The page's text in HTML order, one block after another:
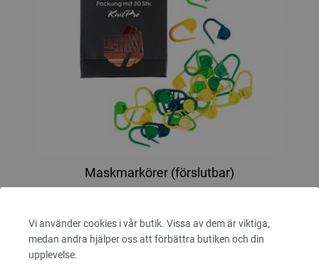
Vi använder cookies i vår butik. Vissa av dem är viktiga,
medan andra hjälper oss att förbättra butiken och din
upplevelse.
Maskmarkörer (förslutbar)
2,48 €
2,89 $ Exkl. Moms, plusleveranskostnader